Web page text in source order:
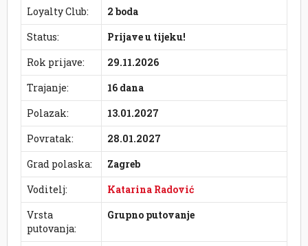
Loyalty Club:
2 boda
Status:
Prijave u tijeku!
Rok prijave:
29.11.2026
Trajanje:
16 dana
Polazak:
13.01.2027
Povratak:
28.01.2027
Grad polaska:
Zagreb
Voditelj:
Katarina Radović
Vrsta
putovanja:
Grupno putovanje